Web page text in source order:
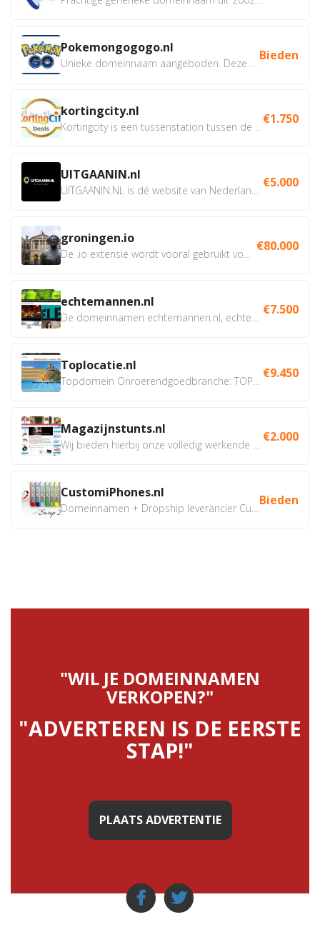
Pokemongogogo.nl Bieden
kortingcity.nl €1.750
UITGAANIN.nl €5.000
groningen.io €80.000
echtemannen.nl €7.500
Toplocatie.nl €9.450
Magazijnstunts.nl €2.000
CustomiPhones.nl Bieden
"WIL JE DOMEINNAMEN
VERKOPEN?"
"ADVERTEREN IS DE EERSTE
STAP!"
PLAATS ADVERTENTIE